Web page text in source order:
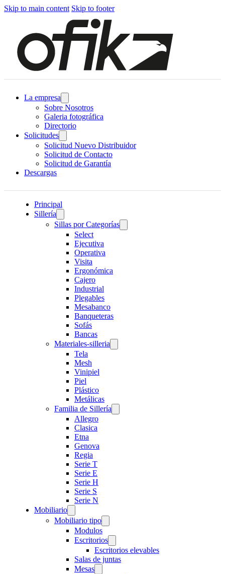
Skip to main content Skip to footer
La empresa
Sobre Nosotros
Galeria fotográfica
Directorio
Solicitudes
Solicitud Nuevo Distribuidor
Solicitud de Contacto
Solicitud de Garantía
Descargas
Principal
Sillería
Sillas por Categorías
Select
Ejecutiva
Operativa
Visita
Ergonómica
Cajero
Industrial
Plegables
Mesabanco
Banqueteras
Sofás
Bancas
Materiales-silleria
Tela
Mesh
Vinipiel
Piel
Plástico
Metálicas
Familia de Sillería
Allegro
Clasica
Etna
Genova
Regia
Serie T
Serie E
Serie H
Serie S
Serie N
Mobiliario
Mobiliario tipo
Modulos
Escritorios
Escritorios elevables
Salas de juntas
Mesas